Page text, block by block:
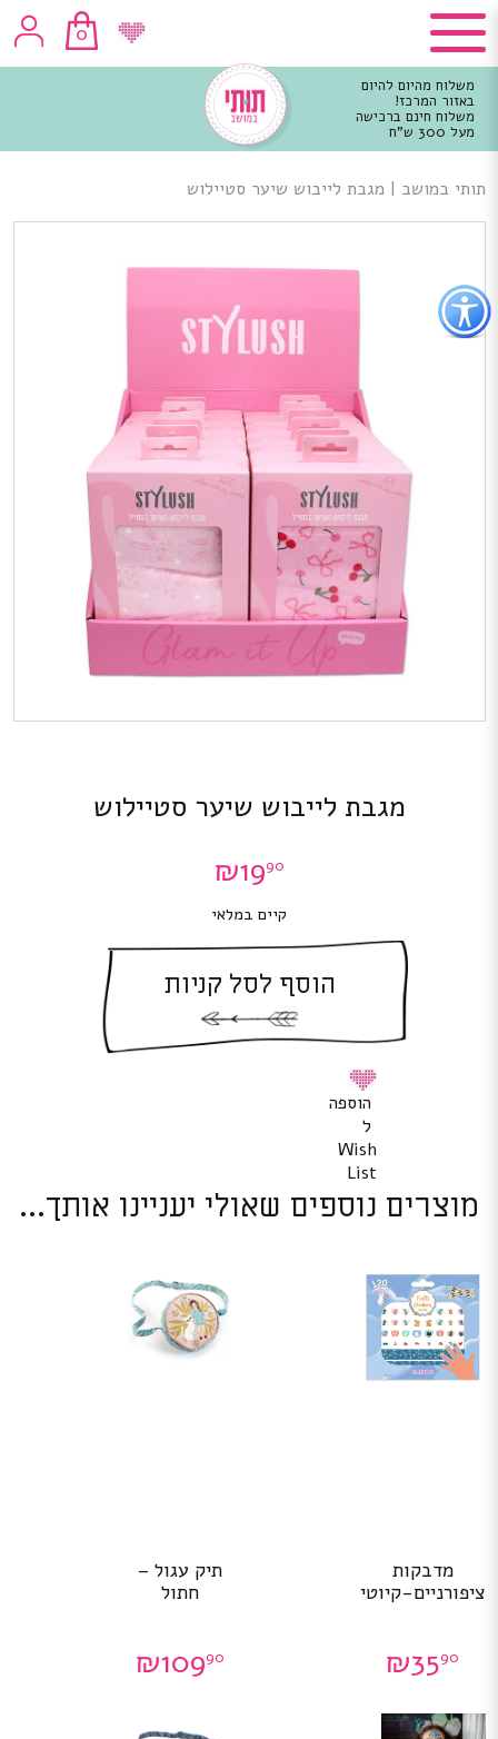
כפתור
לפתיחת
תפריט
נגישות
0
משלוח מהיום להיום
באזור המרכז!
משלוח חינם ברכישה
מעל 300 ש"ח
מרכזי
תותי במושב | מגבת לייבוש שיער סטיילוש
מגבת לייבוש שיער סטיילוש
₪1990
קיים במלאי
הוסף לסל קניות
הוספה
ל
Wish
List
מוצרים נוספים שאולי יעניינו אותך...
מדבקות
ציפורניים-קיוטי
₪3590
תיק עגול –
חתול
₪10990